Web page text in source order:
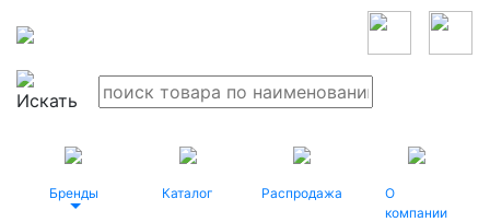
Бренды Каталог Распродажа
О
компании